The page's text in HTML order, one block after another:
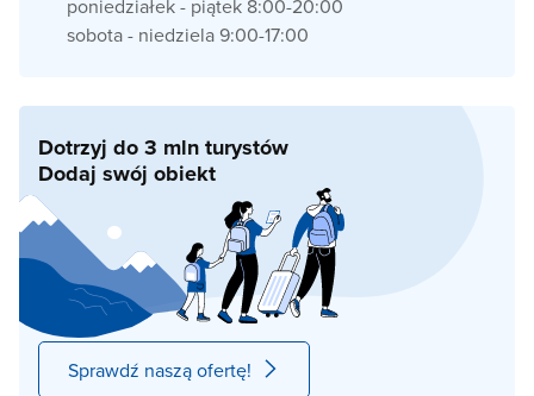
poniedziałek - piątek 8:00-20:00
sobota - niedziela 9:00-17:00
Dotrzyj do 3 mln turystów
Dodaj swój obiekt
Sprawdź naszą ofertę!